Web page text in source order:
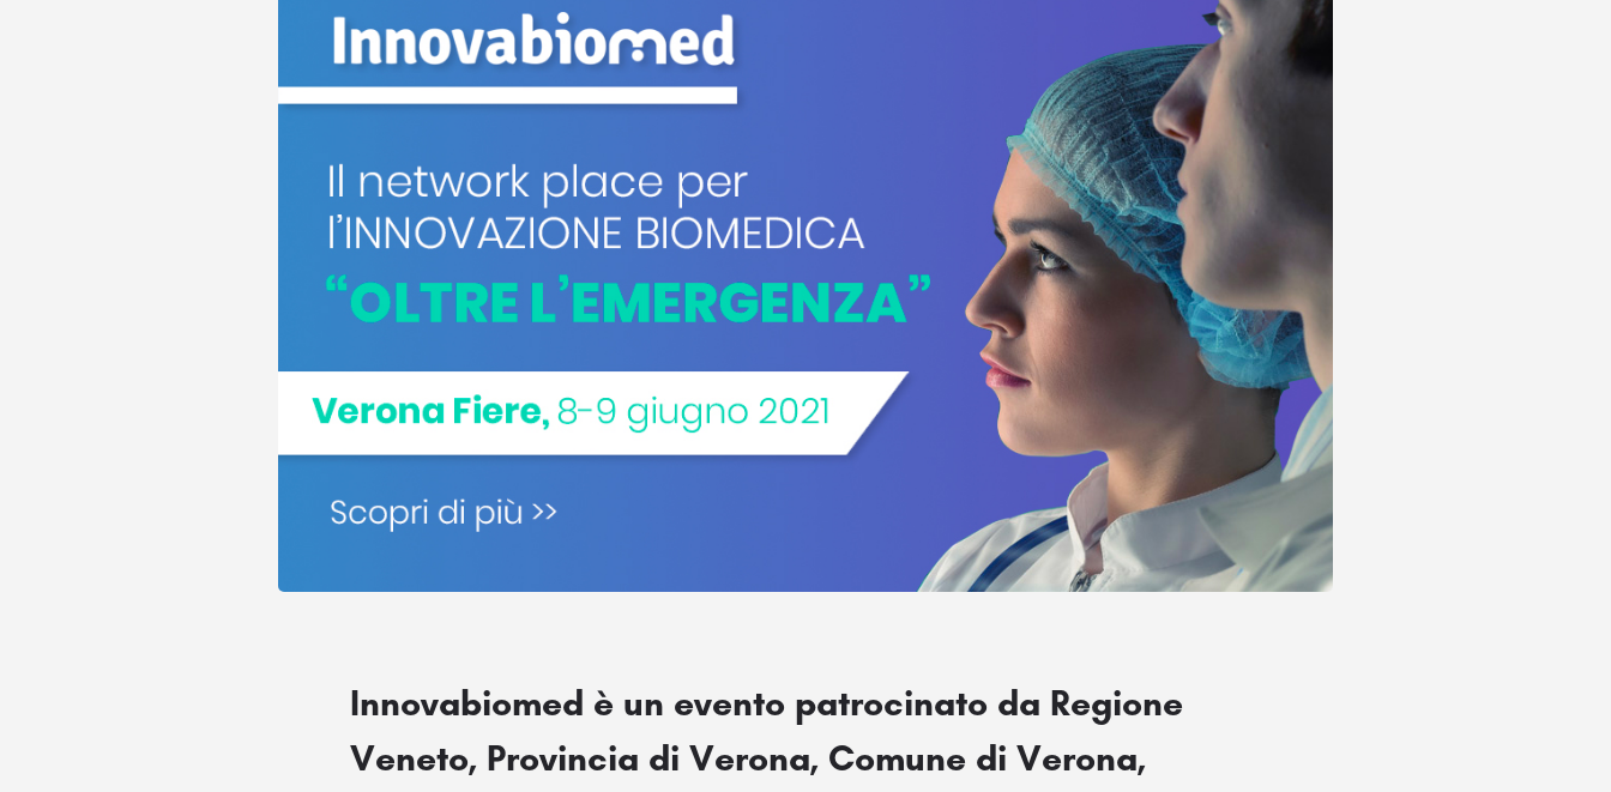
Innovabiomed è un evento patrocinato da Regione
Veneto, Provincia di Verona, Comune di Verona,